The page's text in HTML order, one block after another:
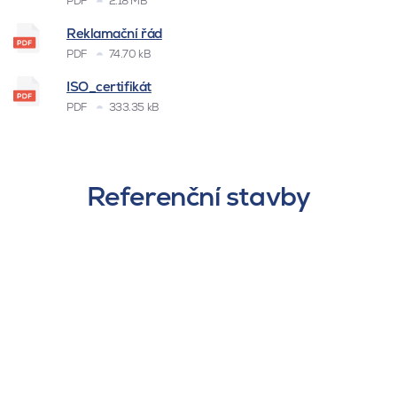
Reklamační řád
PDF 74.70 kB
ISO_certifikát
PDF 333.35 kB
Referenční stavby